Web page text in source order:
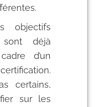
objectifs
sont déjà
d’un
certains,
sur les